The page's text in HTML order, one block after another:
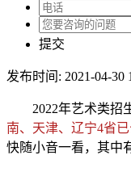
提交
发布时间: 2021-04-30
2022年艺术类招生
南、天津、辽宁4省
快随小音一看，其中